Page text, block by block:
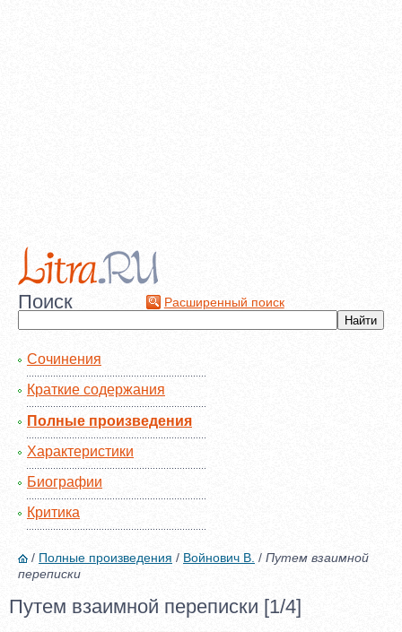
Поиск Расширенный поиск
Сочинения
Краткие содержания
Полные произведения
Характеристики
Биографии
Критика
/ Полные произведения / Войнович В. / Путем взаимной
переписки
Путем взаимной переписки [1/4]